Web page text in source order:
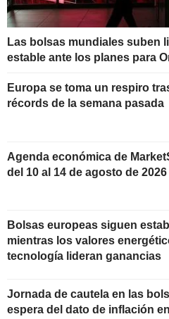
Las bolsas mundiales suben
estable ante los planes para
Europa se toma un respiro
récords de la semana pasada
Agenda económica de
del 10 al 14 de agosto de 2026
Bolsas europeas siguen
mientras los valores
tecnología lideran ganancias
Jornada de cautela en las
espera del dato de inflación